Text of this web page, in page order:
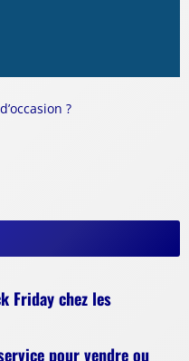
?
Friday chez les
pour vendre ou